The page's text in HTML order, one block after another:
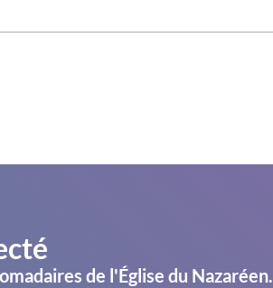
de l'Église du Nazaréen.